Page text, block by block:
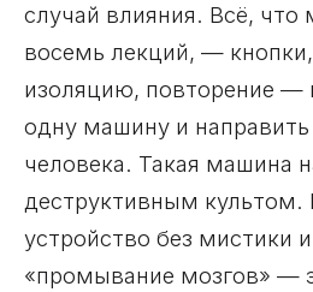
случай влияния. Всё, что
восемь лекций, —
изоляцию, повторение —
одну машину и направить
человека. Такая машина
деструктивным культом.
устройство без мистики
«промывание мозгов» —